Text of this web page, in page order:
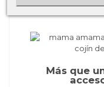
Más que